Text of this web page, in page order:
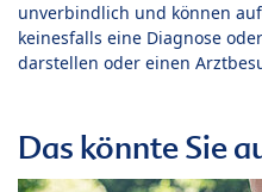
unverbindlich und können
keinesfalls eine Diagnose
darstellen oder einen
Das könnte Sie